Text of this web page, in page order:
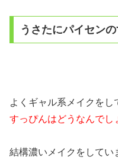
うさたにパイセン
よくギャル系メイクを
すっぴんはどうなんでし
結構濃いメイクをしてい